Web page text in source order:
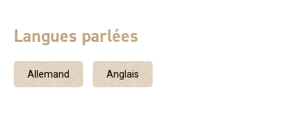
longilignes et si fins. Toutes ces curiosités géologiques
gours ou bassins naturels aux bords festonnés de calcite.
Ceux de la Salle des Gours, échelonnés en escaliers, sont
Langues parlées
Allemand Anglais